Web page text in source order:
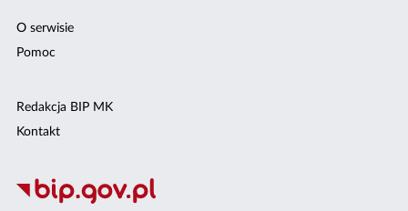
O serwisie
Pomoc
Redakcja BIP MK
Kontakt